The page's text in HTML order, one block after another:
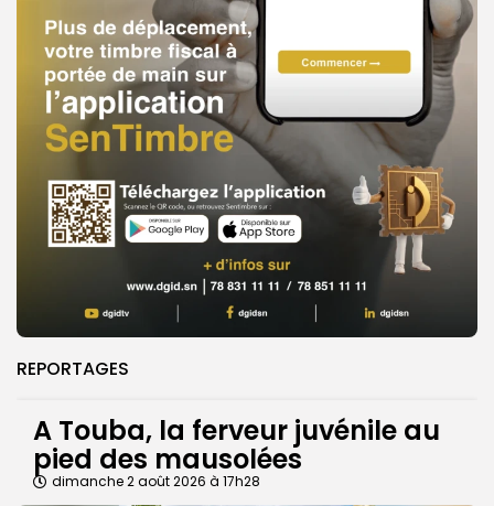
REPORTAGES
A Touba, la ferveur juvénile au
pied des mausolées
dimanche 2 août 2026 à 17h28